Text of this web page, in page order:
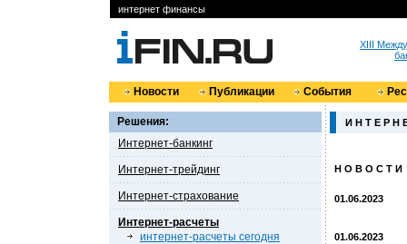
интернет финансы
XIII
Новости Публикации События
Решения:
Интернет-банкинг
Интернет-трейдинг
Интернет-страхование
Интернет-расчеты
интернет-расчеты сегодня
И Н Т Е Р Н
Н О В О С Т И
01.06.2023
01.06.2023